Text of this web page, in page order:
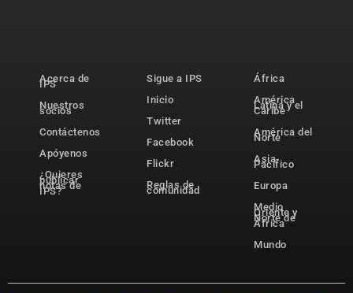
Acerca de
IPS
Nuestros
socios
Contáctenos
Apóyenos
¿Quieres
publicar
notas de
IPS?
Sigue a IPS
Inicio
Twitter
Facebook
Flickr
Reglas de
comunidad
África
América
Latina y el
Caribe
América del
Norte
Asia-
Pacífico
Europa
Medio
Oriente y
Norte de
África
Mundo